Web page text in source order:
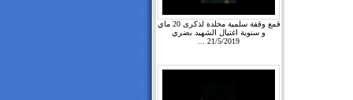
قمع وقفة سلمية مخلدة لذكرى 20 ماي
و سنوية اغتيال الشهيد بضري
21/5/2019 ...